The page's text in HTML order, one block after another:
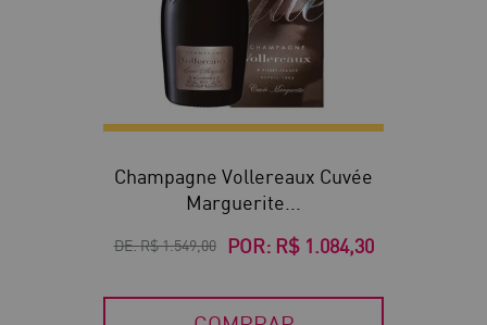
Champagne Vollereaux Cuvée
Marguerite...
DE:R$ 1.549,00 POR: R$ 1.084,30